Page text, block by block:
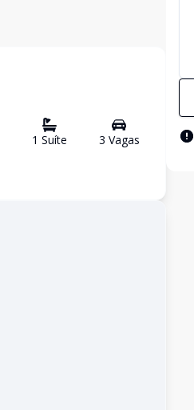
1 Suíte 3 Vagas